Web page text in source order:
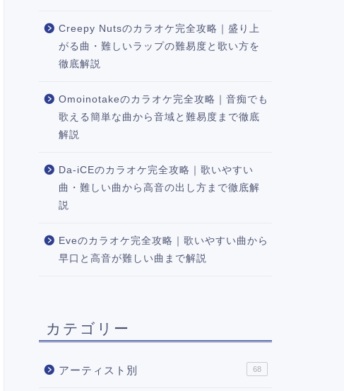
Creepy Nutsのカラオケ完全攻略｜盛り上
がる曲・難しいラップの難易度と歌い方を
徹底解説
Omoinotakeのカラオケ完全攻略｜音痴でも
歌える簡単な曲から音域と難易度まで徹底
解説
Da-iCEのカラオケ完全攻略｜歌いやすい
曲・難しい曲から高音の出し方まで徹底解
説
Eveのカラオケ完全攻略｜歌いやすい曲から
早口と高音が難しい曲まで解説
カテゴリー
アーティスト別 68